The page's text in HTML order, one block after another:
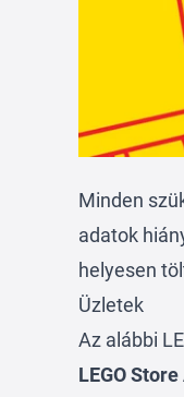
Minden
adatok
helyesen
Üzletek
Az alábbi
LEGO